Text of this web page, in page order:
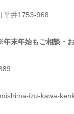
平井1753-968
年末年始もご相談・
izu-kawa-